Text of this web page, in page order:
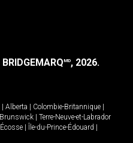
MD, 2026.
Alberta Colombie-Britannique
Terre-Neuve-et-Labrador
Île-du-Prince-Édouard